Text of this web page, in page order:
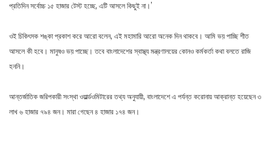
প্রতিদিন সর্বোচ্চ ১৫ হাজার টেস্ট হচ্ছে, এটি আসলে কিছুই না।’
ওই চিকিৎসক শঙ্কা প্রকাশ করে আরো বলেন, এই মহামারি আরো অনেক দিন থাকবে। আমি ভয় পাচ্ছি শীত
আসলে কী হবে। মানুষও ভয় পাচ্ছে। তবে বাংলাদেশের স্বাস্থ্য মন্ত্রণালয়ের কোনও কর্মকর্তা কথা বলতে রাজি
হননি।
আন্তর্জাতিক জরিপকারী সংস্থা ওয়ার্ল্ডওমিটারের তথ্য অনুযায়ী, বাংলাদেশে এ পর্যন্ত করোনায় আক্রান্ত হয়েছেন ৩
লাখ ৬ হাজার ৭৯৪ জন। মারা গেছেন ৪ হাজার ১৭৪ জন।